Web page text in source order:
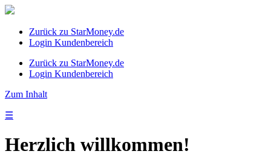
Zurück zu StarMoney.de
Login Kundenbereich
Zurück zu StarMoney.de
Login Kundenbereich
Zum Inhalt
☰
Herzlich willkommen!